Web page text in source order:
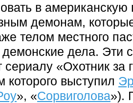
в американскую
демонам,
телом местного
дела. Эти
«Охотник за
выступил
», «Сорвиголова»).